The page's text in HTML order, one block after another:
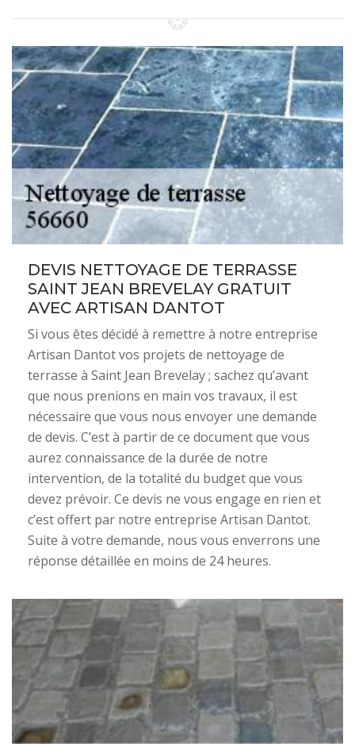
DEVIS NETTOYAGE DE TERRASSE
SAINT JEAN BREVELAY GRATUIT
AVEC ARTISAN DANTOT
Si vous êtes décidé à remettre à notre entreprise
Artisan Dantot vos projets de nettoyage de
terrasse à Saint Jean Brevelay ; sachez qu’avant
que nous prenions en main vos travaux, il est
nécessaire que vous nous envoyer une demande
de devis. C’est à partir de ce document que vous
aurez connaissance de la durée de notre
intervention, de la totalité du budget que vous
devez prévoir. Ce devis ne vous engage en rien et
c’est offert par notre entreprise Artisan Dantot.
Suite à votre demande, nous vous enverrons une
réponse détaillée en moins de 24 heures.